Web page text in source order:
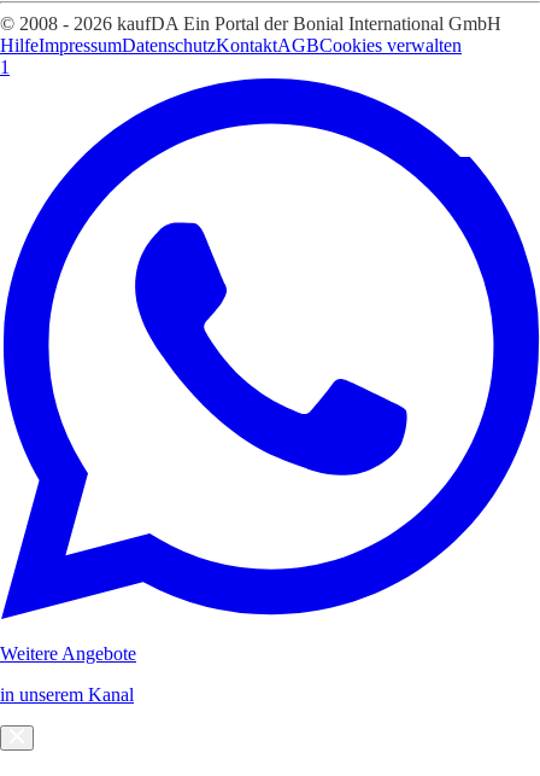
© 2008 - 2026 kaufDA Ein Portal der Bonial International GmbH
HilfeImpressumDatenschutzKontaktAGBCookies verwalten
1
Weitere Angebote
in unserem Kanal